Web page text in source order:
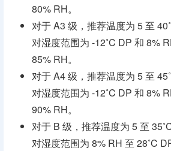
80% RH。
对于 A3 级，推荐温度为 5 至
对湿度范围为 -12˚C DP 和 8%
85% RH。
对于 A4 级，推荐温度为 5 至
对湿度范围为 -12˚C DP 和 8%
90% RH。
对于 B 级，推荐温度为 5 至
对湿度范围为 8% RH 至 28˚C